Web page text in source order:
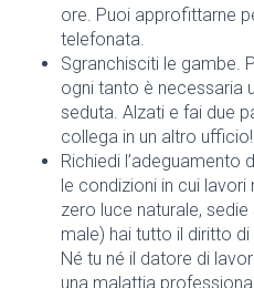
ore. Puoi approfittarne
telefonata.
Sgranchisciti le gambe.
ogni tanto è necessaria
seduta. Alzati e fai due
collega in un altro ufficio!
Richiedi l’adeguamento
le condizioni in cui
zero luce naturale,
male) hai tutto il diritto
Né tu né il datore di
una malattia